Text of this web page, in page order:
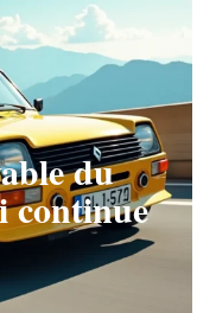
du
continue